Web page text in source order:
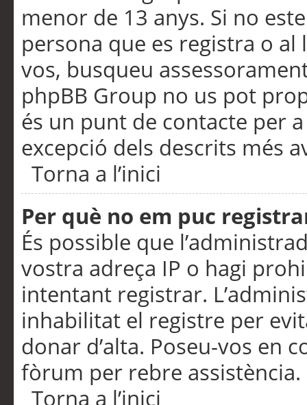
menor de 13 anys. Si no
persona que es registra o
vos, busqueu
phpBB Group no us pot
és un punt de contacte per
excepció dels descrits més
Torna a l’inici
Per què no em puc
És possible que
vostra adreça IP o hagi
intentant registrar.
inhabilitat el registre per
donar d’alta. Poseu-vos en
fòrum per rebre assistència.
Torna a l’inici